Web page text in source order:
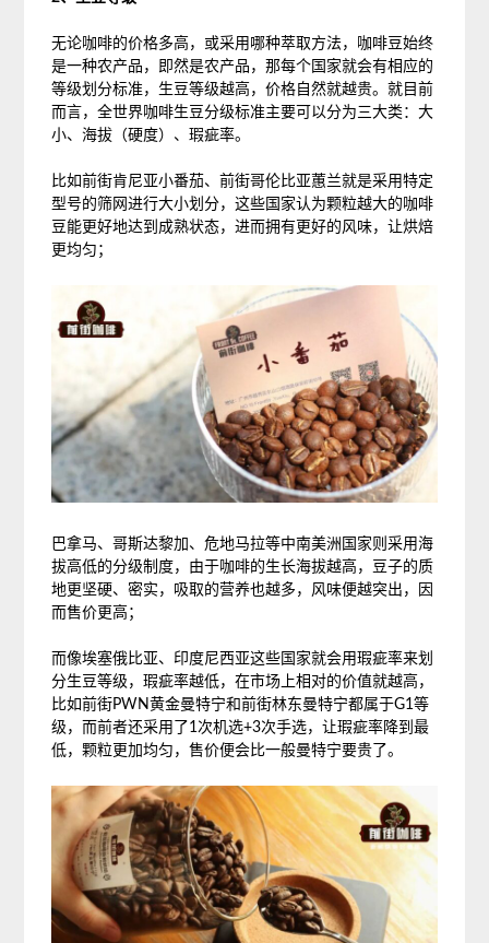
无论咖啡的价格多高，或采用哪种萃取方法，咖啡豆始终
是一种农产品，即然是农产品，那每个国家就会有相应的
等级划分标准，生豆等级越高，价格自然就越贵。就目前
而言，全世界咖啡生豆分级标准主要可以分为三大类：大
小、海拔（硬度）、瑕疵率。
比如前街肯尼亚小番茄、前街哥伦比亚蕙兰就是采用特定
型号的筛网进行大小划分，这些国家认为颗粒越大的咖啡
豆能更好地达到成熟状态，进而拥有更好的风味，让烘焙
更均匀；
巴拿马、哥斯达黎加、危地马拉等中南美洲国家则采用海
拔高低的分级制度，由于咖啡的生长海拔越高，豆子的质
地更坚硬、密实，吸取的营养也越多，风味便越突出，因
而售价更高；
而像埃塞俄比亚、印度尼西亚这些国家就会用瑕疵率来划
分生豆等级，瑕疵率越低，在市场上相对的价值就越高，
比如前街PWN黄金曼特宁和前街林东曼特宁都属于G1等
级，而前者还采用了1次机选+3次手选，让瑕疵率降到最
低，颗粒更加均匀，售价便会比一般曼特宁要贵了。